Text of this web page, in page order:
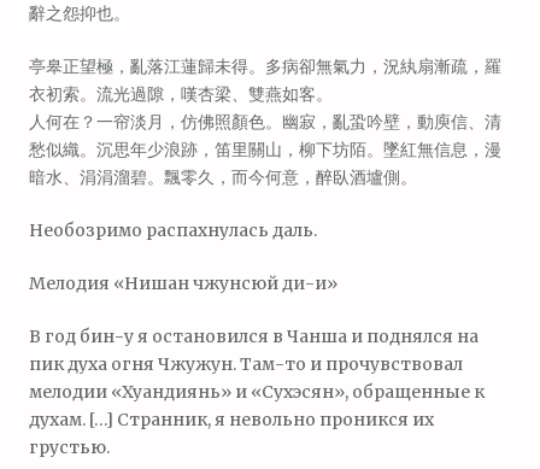
辭之怨抑也。
亭皋正望極，亂落江蓮歸未得。多病卻無氣力，況紈扇漸疏，羅
衣初索。流光過隙，嘆杏梁、雙燕如客。
人何在？一帘淡月，仿佛照顏色。幽寂，亂蛩吟壁，動庾信、清
愁似織。沉思年少浪跡，笛里關山，柳下坊陌。墜紅無信息，漫
暗水、涓涓溜碧。飄零久，而今何意，醉臥酒壚側。
Необозримо распахнулась даль.
Мелодия «Нишан чжунсюй ди-и»
В год бин-у я остановился в Чанша и поднялся на
пик духа огня Чжужун. Там-то и прочувствовал
мелодии «Хуандиянь» и «Сухэсян», обращенные к
духам. […] Странник, я невольно проникся их
грустью.